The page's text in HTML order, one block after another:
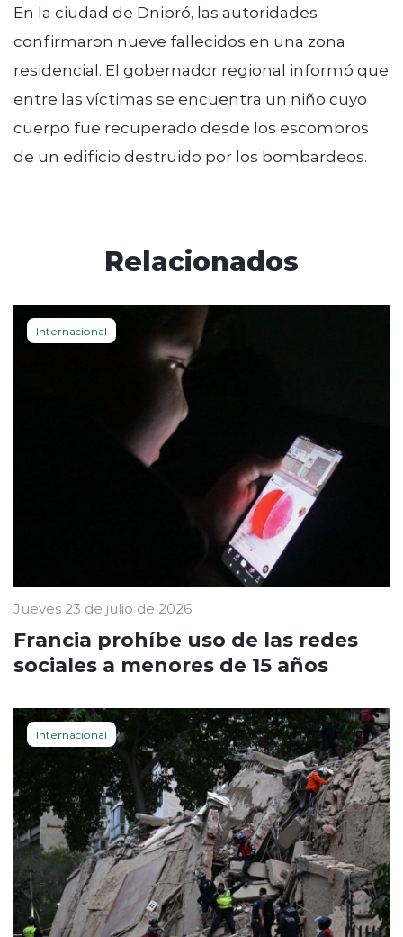
En la ciudad de Dnipró, las autoridades
confirmaron nueve fallecidos en una zona
residencial. El gobernador regional informó que
entre las víctimas se encuentra un niño cuyo
cuerpo fue recuperado desde los escombros
de un edificio destruido por los bombardeos.
Relacionados
Internacional
Jueves 23 de julio de 2026
Francia prohíbe uso de las redes
sociales a menores de 15 años
Internacional